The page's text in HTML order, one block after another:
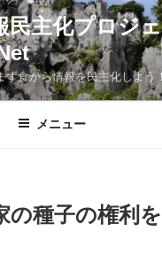
民主化プロジ
ず食から情報を民主化しよう
メニュー
の種子の権利